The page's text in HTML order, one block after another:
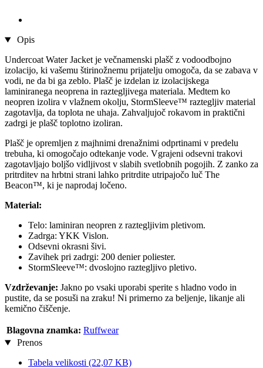
Opis
Undercoat Water Jacket je večnamenski plašč z vodoodbojno
izolacijo, ki vašemu štirinožnemu prijatelju omogoča, da se zabava v
vodi, ne da bi ga zeblo. Plašč je izdelan iz izolacijskega
laminiranega neoprena in raztegljivega materiala. Medtem ko
neopren izolira v vlažnem okolju, StormSleeve™ raztegljiv material
zagotavlja, da toplota ne uhaja. Zahvaljujoč rokavom in praktični
zadrgi je plašč toplotno izoliran.
Plašč je opremljen z majhnimi drenažnimi odprtinami v predelu
trebuha, ki omogočajo odtekanje vode. Vgrajeni odsevni trakovi
zagotavljajo boljšo vidljivost v slabih svetlobnih pogojih. Z zanko za
pritrditev na hrbtni strani lahko pritrdite utripajočo luč The
Beacon™, ki je naprodaj ločeno.
Material:
Telo: laminiran neopren z raztegljivim pletivom.
Zadrga: YKK Vislon.
Odsevni okrasni šivi.
Zavihek pri zadrgi: 200 denier poliester.
StormSleeve™: dvoslojno raztegljivo pletivo.
Vzdrževanje: Jakno po vsaki uporabi sperite s hladno vodo in
pustite, da se posuši na zraku! Ni primerno za beljenje, likanje ali
kemično čiščenje.
Blagovna znamka: Ruffwear
Prenos
Tabela velikosti (22,07 KB)